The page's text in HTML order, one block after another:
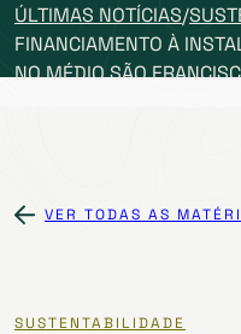
ÚLTIMAS NOTÍCIAS/
FINANCIAMENTO À
NO MÉDIO SÃO
VER TODAS AS
SUSTENTABILIDADE